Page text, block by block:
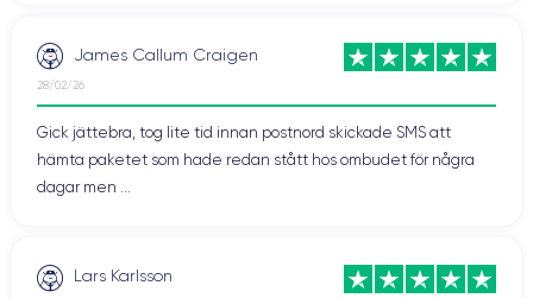
James Callum Craigen
28/02/26
Gick jättebra, tog lite tid innan postnord skickade SMS att
hämta paketet som hade redan stått hos ombudet för några
dagar men ...
Lars Karlsson